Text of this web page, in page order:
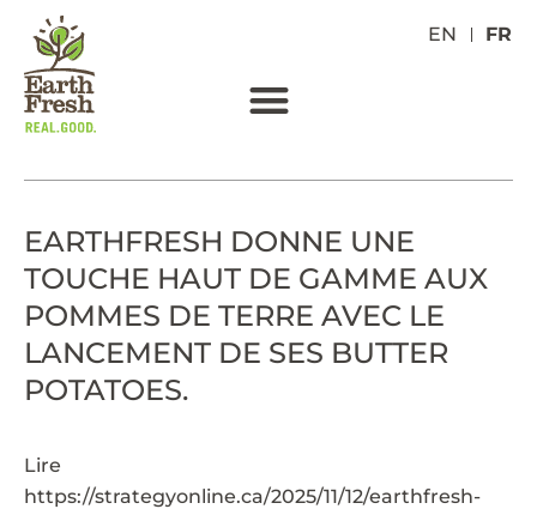
EN FR
EARTHFRESH DONNE UNE
TOUCHE HAUT DE GAMME AUX
POMMES DE TERRE AVEC LE
LANCEMENT DE SES BUTTER
POTATOES.
Lire
https://strategyonline.ca/2025/11/12/earthfresh-